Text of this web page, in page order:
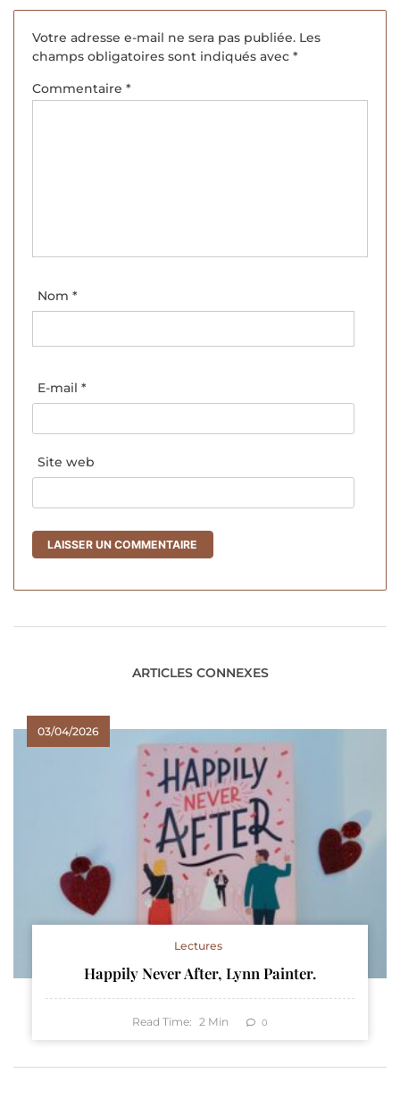
Votre adresse e-mail ne sera pas publiée. Les
champs obligatoires sont indiqués avec *
Commentaire *
Nom *
E-mail *
Site web
ARTICLES CONNEXES
03/04/2026
Lectures
Happily Never After, Lynn Painter.
Read Time: 2 Min 0